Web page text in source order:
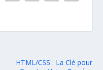
HTML/CSS : La Clé pour